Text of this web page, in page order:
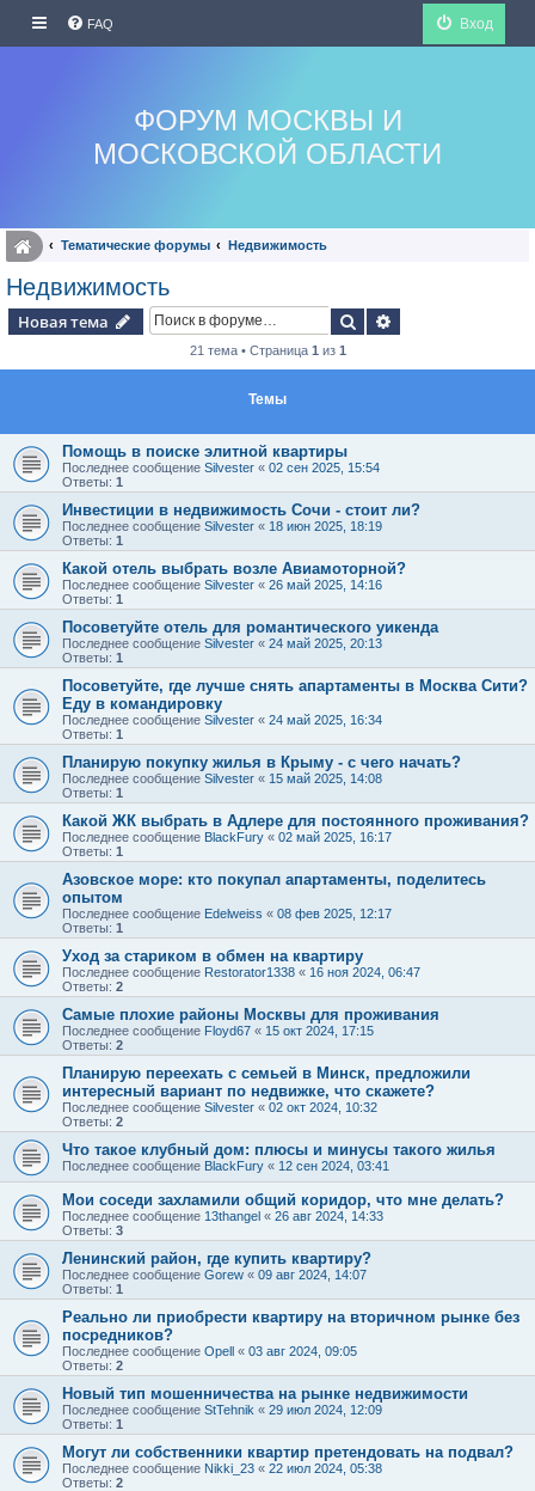
FAQ Вход
ФОРУМ МОСКВЫ И
МОСКОВСКОЙ ОБЛАСТИ
Тематические форумы Недвижимость
Недвижимость
Новая тема Поиск
21 тема • Страница 1 из 1
Темы
Помощь в поиске элитной квартиры
Последнее сообщение Silvester « 02 сен 2025, 15:54
Ответы: 1
Инвестиции в недвижимость Сочи - стоит ли?
Последнее сообщение Silvester « 18 июн 2025, 18:19
Ответы: 1
Какой отель выбрать возле Авиамоторной?
Последнее сообщение Silvester « 26 май 2025, 14:16
Ответы: 1
Посоветуйте отель для романтического уикенда
Последнее сообщение Silvester « 24 май 2025, 20:13
Ответы: 1
Посоветуйте, где лучше снять апартаменты в Москва Сити?
Еду в командировку
Последнее сообщение Silvester « 24 май 2025, 16:34
Ответы: 1
Планирую покупку жилья в Крыму - с чего начать?
Последнее сообщение Silvester « 15 май 2025, 14:08
Ответы: 1
Какой ЖК выбрать в Адлере для постоянного проживания?
Последнее сообщение BlackFury « 02 май 2025, 16:17
Ответы: 1
Азовское море: кто покупал апартаменты, поделитесь
опытом
Последнее сообщение Edelweiss « 08 фев 2025, 12:17
Ответы: 1
Уход за стариком в обмен на квартиру
Последнее сообщение Restorator1338 « 16 ноя 2024, 06:47
Ответы: 2
Самые плохие районы Москвы для проживания
Последнее сообщение Floyd67 « 15 окт 2024, 17:15
Ответы: 2
Планирую переехать с семьей в Минск, предложили
интересный вариант по недвижке, что скажете?
Последнее сообщение Silvester « 02 окт 2024, 10:32
Ответы: 2
Что такое клубный дом: плюсы и минусы такого жилья
Последнее сообщение BlackFury « 12 сен 2024, 03:41
Мои соседи захламили общий коридор, что мне делать?
Последнее сообщение 13thangel « 26 авг 2024, 14:33
Ответы: 3
Ленинский район, где купить квартиру?
Последнее сообщение Gorew « 09 авг 2024, 14:07
Ответы: 1
Реально ли приобрести квартиру на вторичном рынке без
посредников?
Последнее сообщение Opell « 03 авг 2024, 09:05
Ответы: 2
Новый тип мошенничества на рынке недвижимости
Последнее сообщение StTehnik « 29 июл 2024, 12:09
Ответы: 1
Могут ли собственники квартир претендовать на подвал?
Последнее сообщение Nikki_23 « 22 июл 2024, 05:38
Ответы: 2